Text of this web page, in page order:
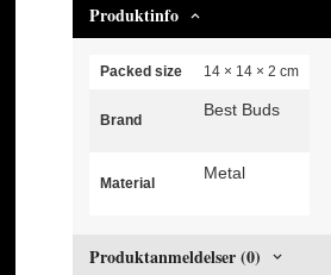
Produktinfo
Packed size 14 × 14 × 2 cm
Brand
Best Buds
Material
Metal
Produktanmeldelser (0)